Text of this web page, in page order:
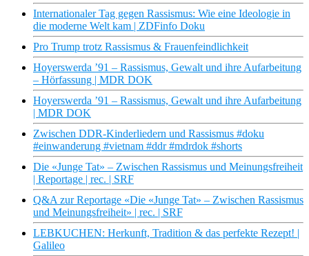
Internationaler Tag gegen Rassismus: Wie eine Ideologie in
die moderne Welt kam | ZDFinfo Doku
Pro Trump trotz Rassismus & Frauenfeindlichkeit
Hoyerswerda ’91 – Rassismus, Gewalt und ihre Aufarbeitung
– Hörfassung | MDR DOK
Hoyerswerda ’91 – Rassismus, Gewalt und ihre Aufarbeitung
| MDR DOK
Zwischen DDR-Kinderliedern und Rassismus #doku
#einwanderung #vietnam #ddr #mdrdok #shorts
Die «Junge Tat» – Zwischen Rassismus und Meinungsfreiheit
| Reportage | rec. | SRF
Q&A zur Reportage «Die «Junge Tat» – Zwischen Rassismus
und Meinungsfreiheit» | rec. | SRF
LEBKUCHEN: Herkunft, Tradition & das perfekte Rezept! |
Galileo